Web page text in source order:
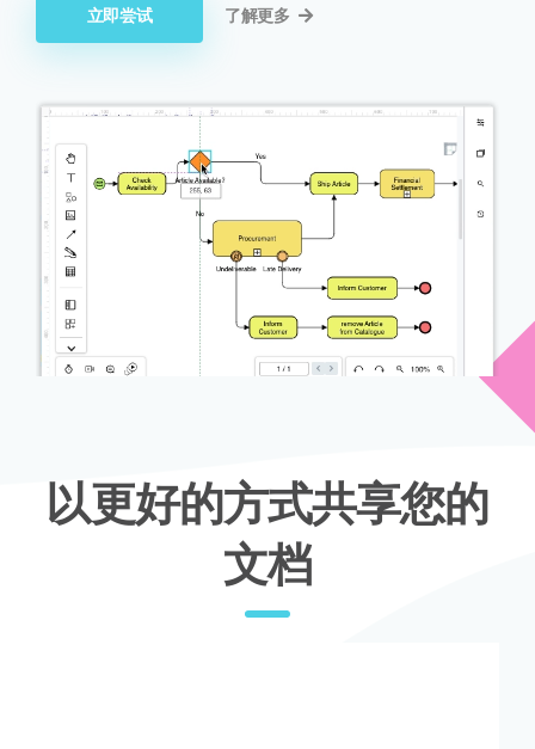
立即尝试 了解更多
以更好的方式共享您的
文档